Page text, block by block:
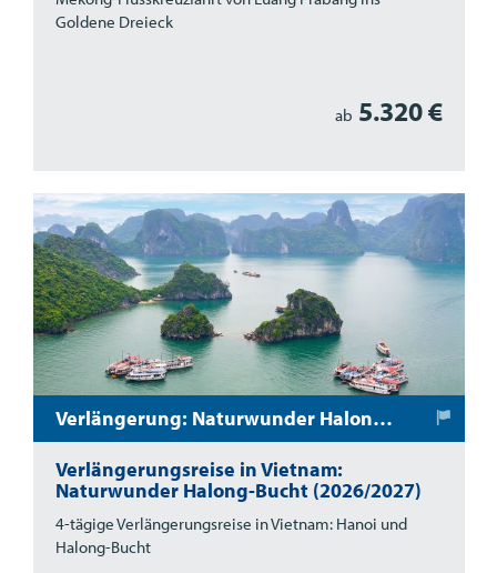
Goldene Dreieck
ab 5.320 €
Verlängerung: Naturwunder Halong-Bucht
Verlängerungsreise in Vietnam:
Naturwunder Halong-Bucht (2026/2027)
4-tägige Verlängerungsreise in Vietnam: Hanoi und
Halong-Bucht